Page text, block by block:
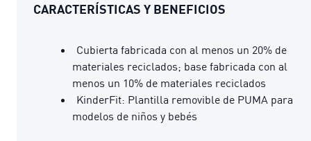
CARACTERÍSTICAS Y BENEFICIOS
Cubierta fabricada con al menos un 20% de
materiales reciclados; base fabricada con al
menos un 10% de materiales reciclados
KinderFit: Plantilla removible de PUMA para
modelos de niños y bebés